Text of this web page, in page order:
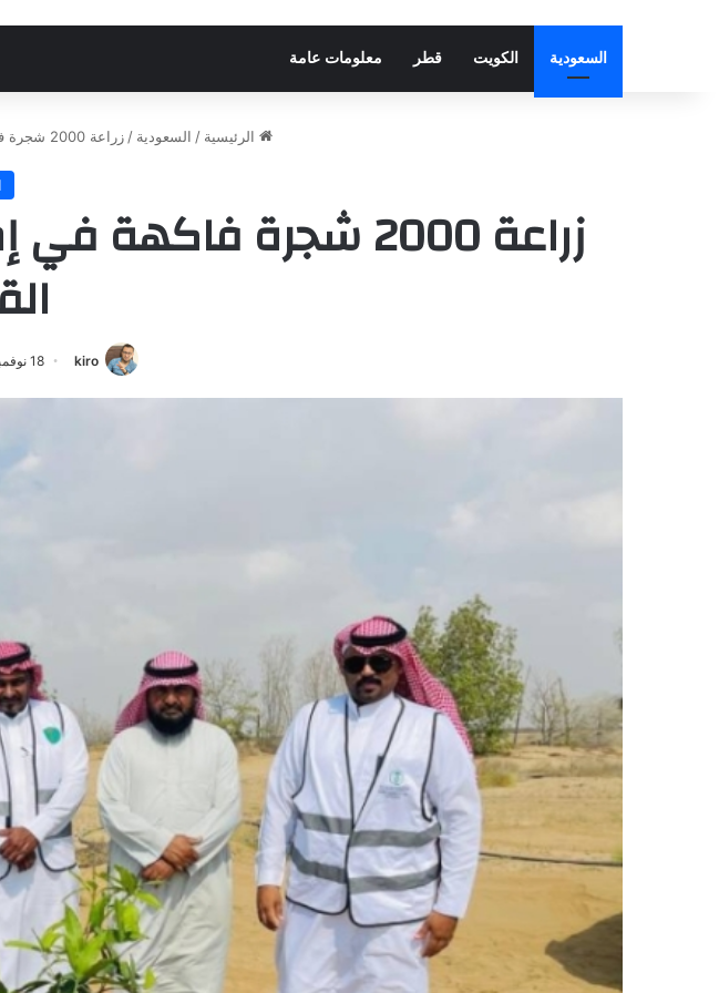
السعودية الكويت قطر معلومات عامة
الرئيسية / السعودية / زراعة 2000 شجرة فاكهة في إطار مبادرة “الساحل الأخضر” بمدينة القنفذة
زراعة 2000 شجرة
kiro 18 نوفمبر، 2025